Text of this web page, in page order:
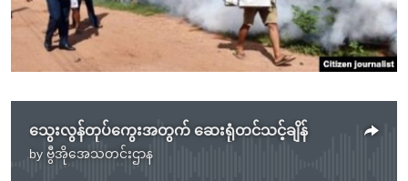
စာမျက်နှာ
ရှာဖွေ
ဗွီအိုအေ လူမှုကွန်ယက်များ
ဘာသာစကားများ
သွေးလွန်တုပ်ကွေးအတွက် ဆေးရုံတင်သင့်ချိန်
by ဗွီအိုအေသတင်းဌာန
No media source currently available